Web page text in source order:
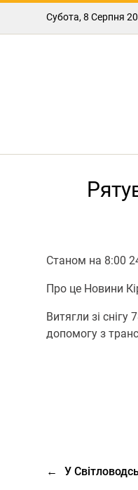
Субота, 8 Серпня
Станом на 8:00
Про це Новини
Витягли зі
допомогу з
← У